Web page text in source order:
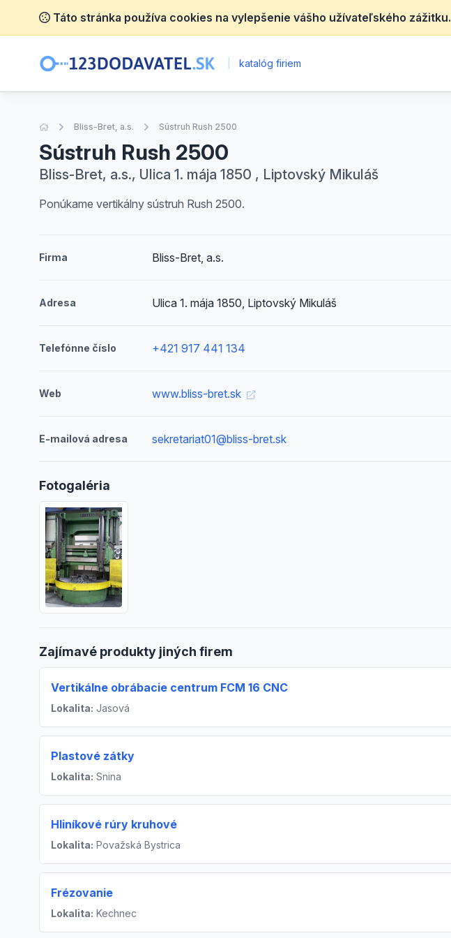
Táto stránka používa cookies na vylepšenie vášho užívateľského zážitku.
katalóg firiem
Úvodná stránka
Bliss-Bret, a.s. Sústruh Rush 2500
Sústruh Rush 2500
Bliss-Bret, a.s., Ulica 1. mája 1850 , Liptovský Mikuláš
Ponúkame vertikálny sústruh Rush 2500.
Firma Bliss-Bret, a.s.
Adresa Ulica 1. mája 1850, Liptovský Mikuláš
Telefónne číslo +421 917 441 134
Web www.bliss-bret.sk
E-mailová adresa sekretariat01@bliss-bret.sk
Fotogaléria
Zajímavé produkty jiných firem
Vertikálne obrábacie centrum FCM 16 CNC
Lokalita: Jasová
Plastové zátky
Lokalita: Snina
Hliníkové rúry kruhové
Lokalita: Považská Bystrica
Frézovanie
Lokalita: Kechnec